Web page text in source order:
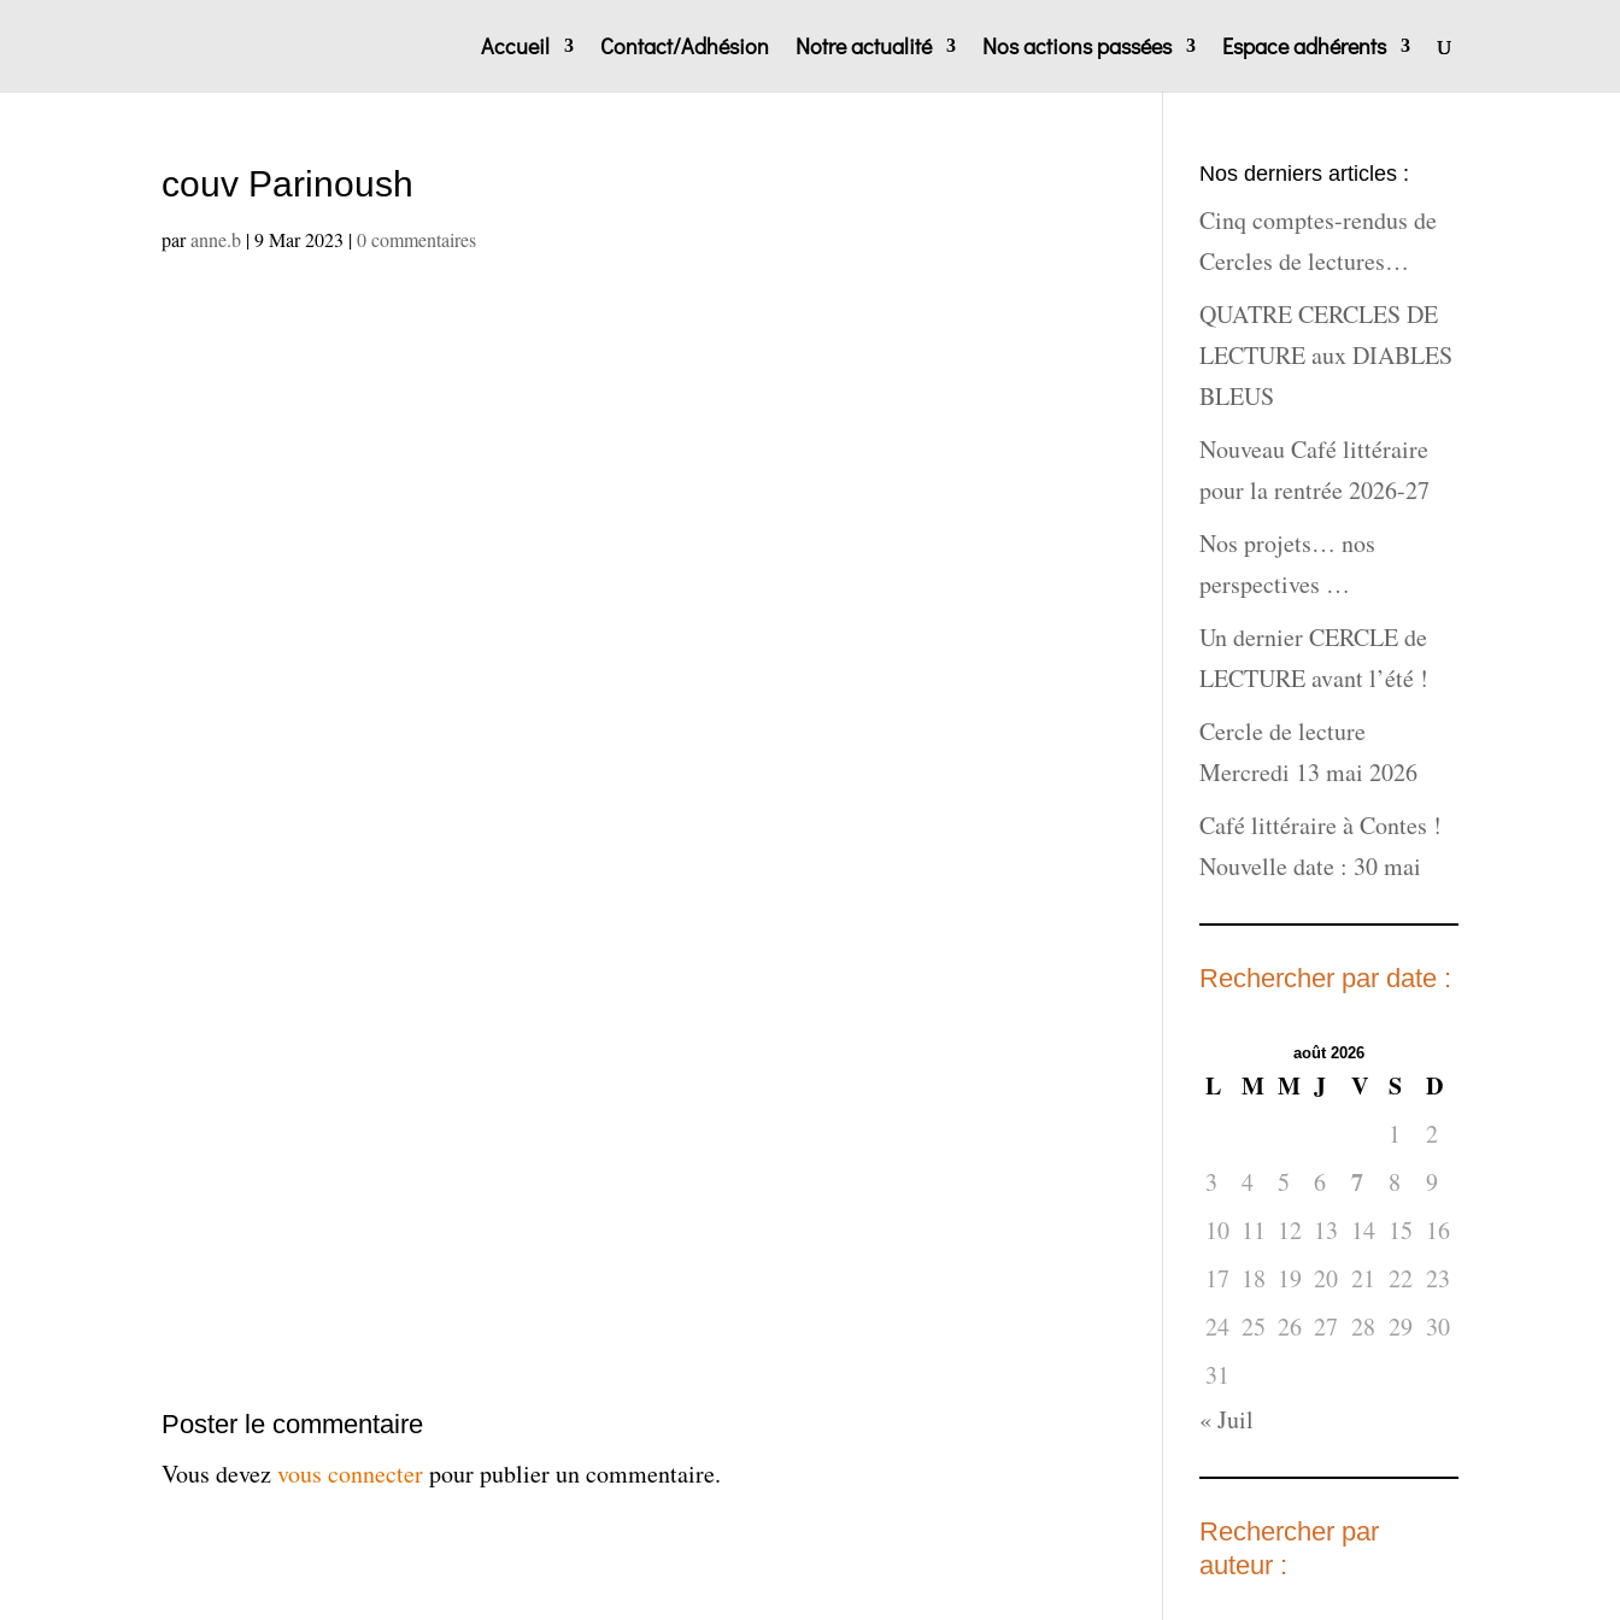
Accueil Contact/Adhésion Notre actualité Nos actions passées Espace adhérents
couv Parinoush
paranne.b |9 Mar 2023 |0 commentaires
Poster le commentaire
Vous devezvous connecterpour publier un commentaire.
Nos derniers articles :
Cinq comptes-rendus de
Cercles de lectures…
QUATRE CERCLES DE
LECTURE aux DIABLES
BLEUS
Nouveau Café littéraire
pour la rentrée 2026-27
Nos projets… nos
perspectives …
Un dernier CERCLE de
LECTURE avant l’été !
Cercle de lecture
Mercredi 13 mai 2026
Café littéraire à Contes !
Nouvelle date : 30 mai
Rechercher par date :
août 2026
L M M J V S D
1
2
3
4 5 6 7 8
9
10 11 12 13 14 15 16
17 18 19 20 21 22 23
24 25 26 27 28 29 30
31
« Juil
Rechercher par
auteur :